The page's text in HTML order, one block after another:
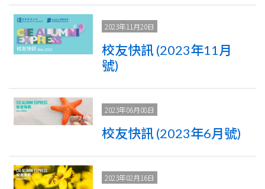
2023年11月20日
校友快訊 (2023年11月
號)
2023年06月08日
校友快訊 (2023年6月號)
2023年02月16日